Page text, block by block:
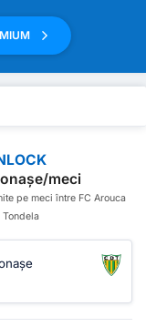
meci
pe meci între FC Arouca